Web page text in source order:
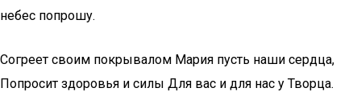
небес попрошу.
Согреет своим покрывалом Мария пусть наши сердца,
Попросит здоровья и силы Для вас и для нас у Творца.